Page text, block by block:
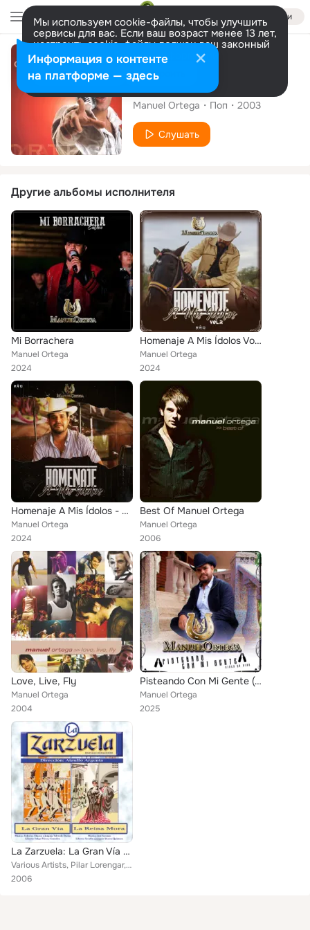
Войти
Мы используем cookie-файлы, чтобы улучшить
сервисы для вас. Если ваш возраст менее 13 лет,
настроить cookie-файлы должен ваш законный
представитель. Больше информации
Разрешить все Настроить
Альбом
Say A Word
Manuel Ortega Поп 2003
Слушать
Другие альбомы исполнителя
Mi Borrachera
Manuel Ortega
2024
Homenaje A Mis Ídolos Vol.2 - En Vivo
Manuel Ortega
2024
Homenaje A Mis Ídolos - En Vivo
Manuel Ortega
2024
Best Of Manuel Ortega
Manuel Ortega
2006
Love, Live, Fly
Manuel Ortega
2004
Pisteando Con Mi Gente (En Vivo)
Manuel Ortega
2025
La Zarzuela: La Gran Vía / La Reina Mora
Various Artists, Pilar Lorengar, Orquesta de Cámara de Madrid, Manuel Ausensi, Ana María Iriarte, Antonio Pérez "Perecito", Toñy...
2006
Информация о контенте
на платформе — здесь